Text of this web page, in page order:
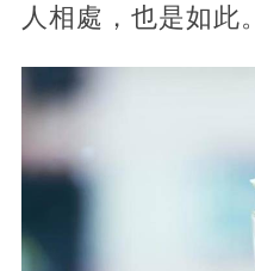
人相處，也是如此。